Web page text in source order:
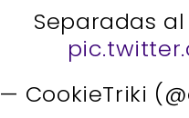
Separadas
— CookieTriki